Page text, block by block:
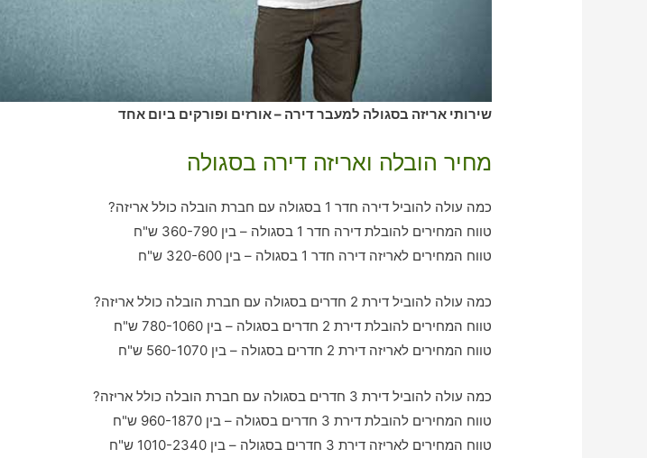
שירותי אריזה בסגולה למעבר דירה – אורזים ופורקים ביום אחד
מחיר הובלה ואריזה דירה בסגולה
כמה עולה להוביל דירה חדר 1 בסגולה עם חברת הובלה כולל אריזה?
טווח המחירים להובלת דירה חדר 1 בסגולה – בין 360-790 ש"ח
טווח המחירים לאריזה דירה חדר 1 בסגולה – בין 320-600 ש"ח
כמה עולה להוביל דירת 2 חדרים בסגולה עם חברת הובלה כולל אריזה?
טווח המחירים להובלת דירת 2 חדרים בסגולה – בין 780-1060 ש"ח
טווח המחירים לאריזה דירת 2 חדרים בסגולה – בין 560-1070 ש"ח
כמה עולה להוביל דירת 3 חדרים בסגולה עם חברת הובלה כולל אריזה?
טווח המחירים להובלת דירת 3 חדרים בסגולה – בין 960-1870 ש"ח
טווח המחירים לאריזה דירת 3 חדרים בסגולה – בין 1010-2340 ש"ח